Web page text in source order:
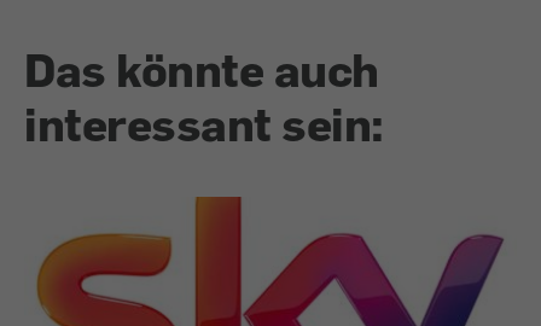
Das könnte auch
interessant sein: